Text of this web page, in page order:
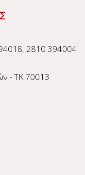
, 2810 394004
- TK 70013